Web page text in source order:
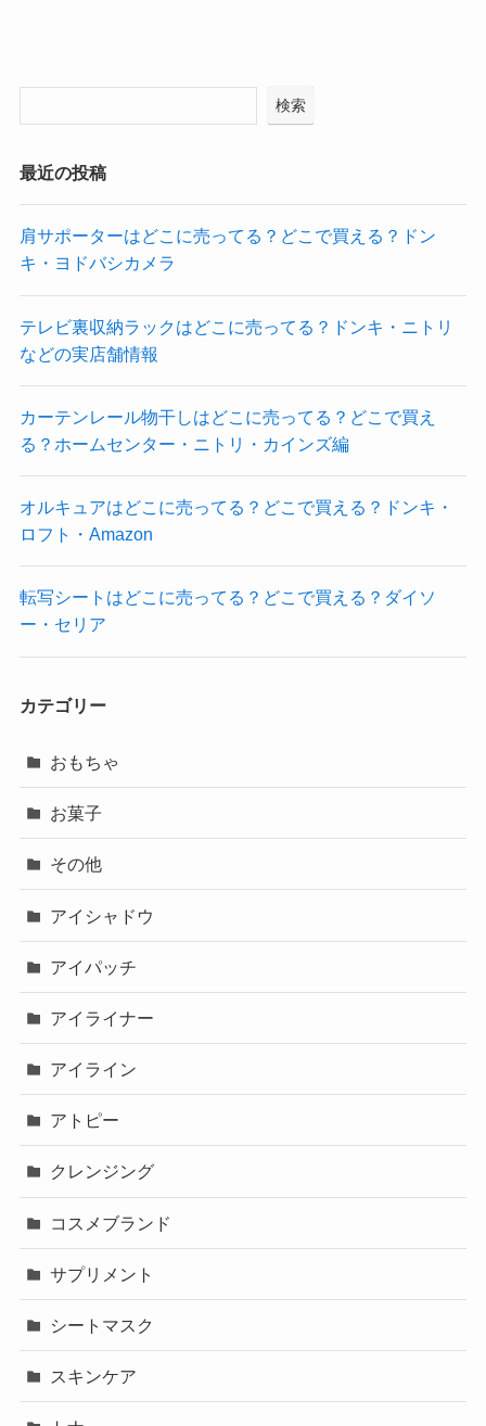
検索
最近の投稿
肩サポーターはどこに売ってる？どこで買える？ドン
キ・ヨドバシカメラ
テレビ裏収納ラックはどこに売ってる？ドンキ・ニトリ
などの実店舗情報
カーテンレール物干しはどこに売ってる？どこで買え
る？ホームセンター・ニトリ・カインズ編
オルキュアはどこに売ってる？どこで買える？ドンキ・
ロフト・Amazon
転写シートはどこに売ってる？どこで買える？ダイソ
ー・セリア
カテゴリー
おもちゃ
お菓子
その他
アイシャドウ
アイパッチ
アイライナー
アイライン
アトピー
クレンジング
コスメブランド
サプリメント
シートマスク
スキンケア